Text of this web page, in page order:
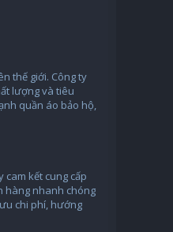
thế giới. Công ty
lượng và tiêu
quần áo bảo hộ,
kết cung cấp
hàng nhanh chóng
chi phí, hướng